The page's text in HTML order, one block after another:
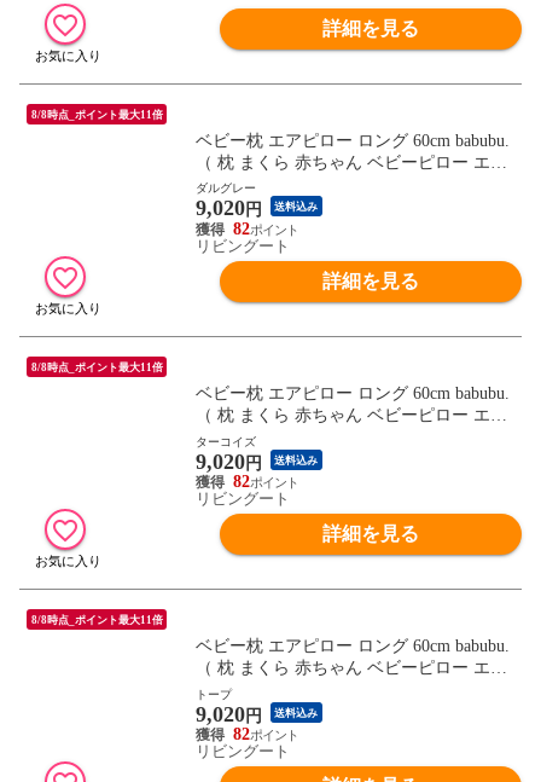
詳細を見る
8/8時点_ポイント最大11倍
ベビー枕 エアピロー ロング 60cm babubu.
（ 枕 まくら 赤ちゃん ベビーピロー エア
リングピロー ドーナツ枕 ベビー 寝具 寝装
洗える 吐き戻し予防 汗かき予防 絶壁予防
鼻詰まり予防 窒息予防 湿疹予防 転げ落ち
防止 ） 【ダルグレー】
ダルグレー
9,020円 送料込み
82
リビングート
詳細を見る
8/8時点_ポイント最大11倍
ベビー枕 エアピロー ロング 60cm babubu.
（ 枕 まくら 赤ちゃん ベビーピロー エア
リングピロー ドーナツ枕 ベビー 寝具 寝装
洗える 吐き戻し予防 汗かき予防 絶壁予防
鼻詰まり予防 窒息予防 湿疹予防 転げ落ち
防止 ） 【ターコイズ】
ターコイズ
9,020円 送料込み
82
リビングート
詳細を見る
8/8時点_ポイント最大11倍
ベビー枕 エアピロー ロング 60cm babubu.
（ 枕 まくら 赤ちゃん ベビーピロー エア
リングピロー ドーナツ枕 ベビー 寝具 寝装
洗える 吐き戻し予防 汗かき予防 絶壁予防
鼻詰まり予防 窒息予防 湿疹予防 転げ落ち
防止 ） 【トープ】
トープ
9,020円 送料込み
82
リビングート